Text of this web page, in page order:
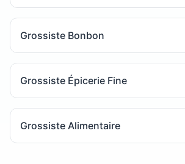
Grossiste Bonbon
Grossiste Épicerie Fine
Grossiste Alimentaire